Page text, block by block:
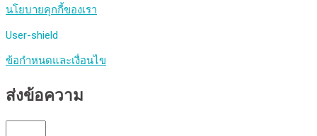
นโยบายคุกกี้ของเรา
User-shield
ข้อกำหนดและเงื่อนไข
ส่งข้อความ